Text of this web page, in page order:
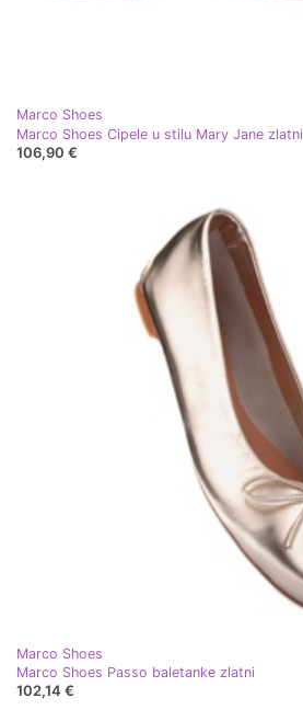
Marco Shoes
Marco Shoes Cipele u stilu Mary Jane zlatni
106,90 €
Marco Shoes
Marco Shoes Passo baletanke zlatni
102,14 €